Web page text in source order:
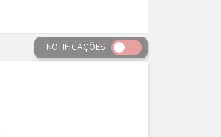
NOTIFICAÇÕES